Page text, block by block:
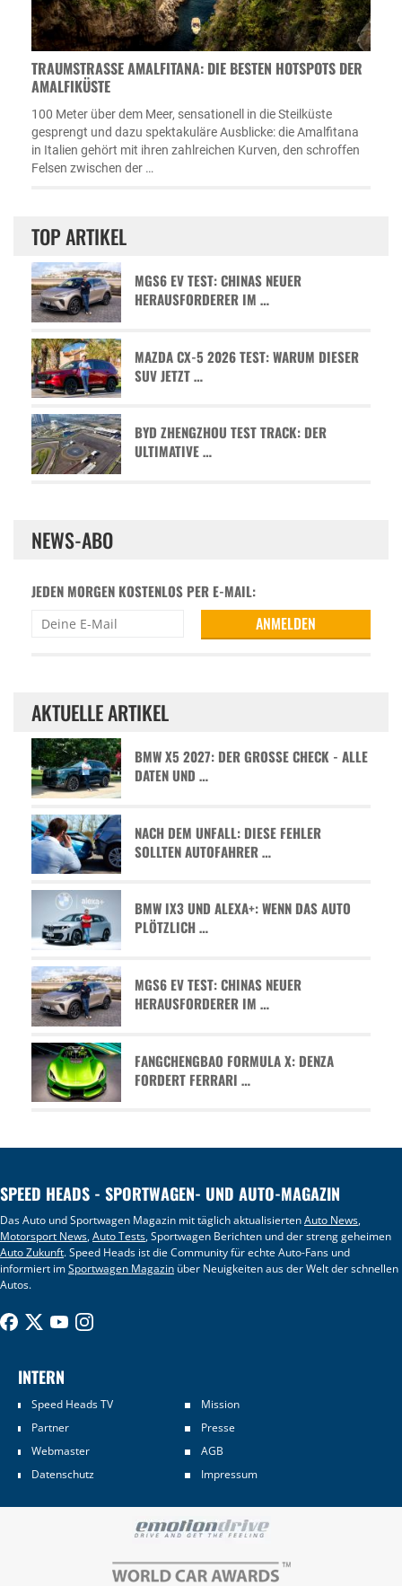
TRAUMSTRASSE AMALFITANA: DIE BESTEN HOTSPOTS DER A
MALFIKÜSTE
100 Meter über dem Meer, sensationell in die Steilküste
gesprengt und dazu spektakuläre Ausblicke: die Amalfitana
in Italien gehört mit ihren zahlreichen Kurven, den schroffen
Felsen zwischen der …
TOP ARTIKEL
MGS6 EV TEST: CHINAS NEUER
HERAUSFORDERER IM …
MAZDA CX-5 2026 TEST: WARUM DIESER
SUV JETZT …
BYD ZHENGZHOU TEST TRACK: DER
ULTIMATIVE …
NEWS-ABO
JEDEN MORGEN KOSTENLOS PER E-MAIL:
AKTUELLE ARTIKEL
BMW X5 2027: DER GROSSE CHECK - ALLE D
ATEN UND …
NACH DEM UNFALL: DIESE FEHLER
SOLLTEN AUTOFAHRER …
BMW IX3 UND ALEXA+: WENN DAS AUTO
PLÖTZLICH …
MGS6 EV TEST: CHINAS NEUER
HERAUSFORDERER IM …
FANGCHENGBAO FORMULA X: DENZA
FORDERT FERRARI …
SPEED HEADS - SPORTWAGEN- UND AUTO-MAGAZIN
Das Auto und Sportwagen Magazin mit täglich aktualisiertenAuto News,
Motorsport News,Auto Tests, Sportwagen Berichten und der streng geheimen
Auto Zukunft. Speed Heads ist die Community für echte Auto-Fans und
informiert imSportwagen Magazin über Neuigkeiten aus der Welt der schnellen
Autos.
INTERN
Speed Heads TV
Mission
Partner
Presse
Webmaster
AGB
Datenschutz
Impressum